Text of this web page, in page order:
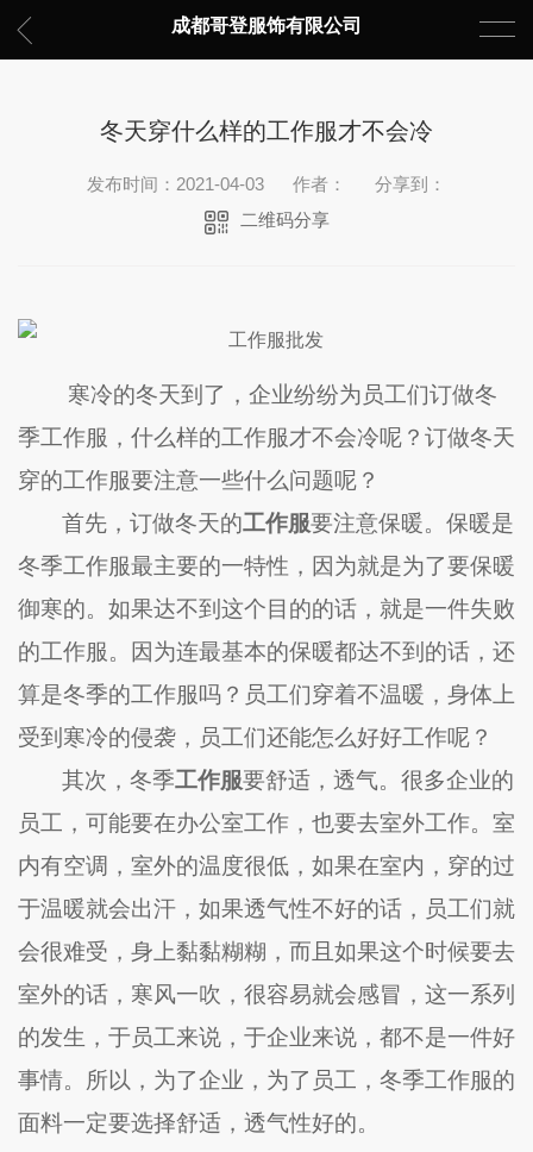
成都哥登服饰有限公司
冬天穿什么样的工作服才不会冷
发布时间：2021-04-03 作者：
分享到：
二维码分享
寒冷的冬天到了，企业纷纷为员工们订做冬
季工作服，什么样的工作服才不会冷呢？订做冬天
穿的工作服要注意一些什么问题呢？
首先，订做冬天的工作服要注意保暖。保暖是
冬季工作服最主要的一特性，因为就是为了要保暖
御寒的。如果达不到这个目的的话，就是一件失败
的工作服。因为连最基本的保暖都达不到的话，还
算是冬季的工作服吗？员工们穿着不温暖，身体上
受到寒冷的侵袭，员工们还能怎么好好工作呢？
其次，冬季工作服要舒适，透气。很多企业的
员工，可能要在办公室工作，也要去室外工作。室
内有空调，室外的温度很低，如果在室内，穿的过
于温暖就会出汗，如果透气性不好的话，员工们就
会很难受，身上黏黏糊糊，而且如果这个时候要去
室外的话，寒风一吹，很容易就会感冒，这一系列
的发生，于员工来说，于企业来说，都不是一件好
事情。所以，为了企业，为了员工，冬季工作服的
面料一定要选择舒适，透气性好的。